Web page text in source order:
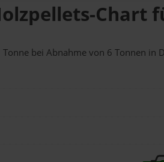
Chart
bei Abnahmevon 6 Tonnen in